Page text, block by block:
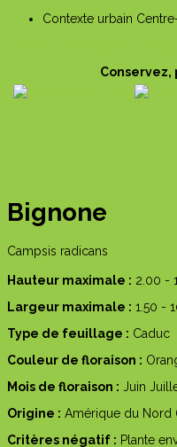
Contexte urbain
Bignone
Campsis radicans
Hauteur maximale : 2.00 -
Largeur maximale : 1.50 -
Type de feuillage : Caduc
Couleur de floraison :
Mois de floraison : Juin
Origine : Amérique du Nord
Critères négatif : Plante